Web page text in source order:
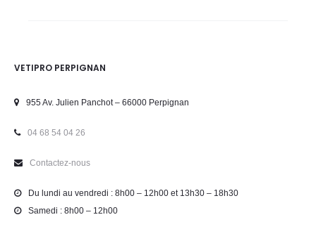
VETIPRO PERPIGNAN
955 Av. Julien Panchot – 66000 Perpignan
04 68 54 04 26
Contactez-nous
Du lundi au vendredi : 8h00 – 12h00 et 13h30 – 18h30
Samedi : 8h00 – 12h00